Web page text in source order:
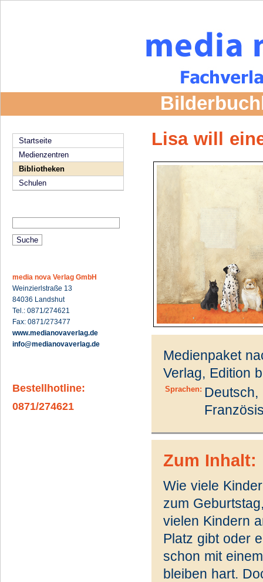
Startseite
Medienzentren
Bibliotheken
Schulen
media nova Verlag GmbH
Weinzierlstraße 13
84036 Landshut
Tel.: 0871/274621
Fax: 0871/273477
www.medianovaverlag.de
info@medianovaverlag.de
Bestellhotline:
0871/274621
Lisa will
Medienpaket
Verlag, Edition
Sprachen: Deutsch,
Zum Inhalt:
Wie viele
zum
vielen Kindern
Platz gibt oder
schon mit
bleiben hart.